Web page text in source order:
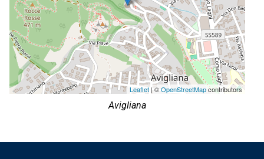
Leaflet| ©OpenStreetMapcontributors
Avigliana